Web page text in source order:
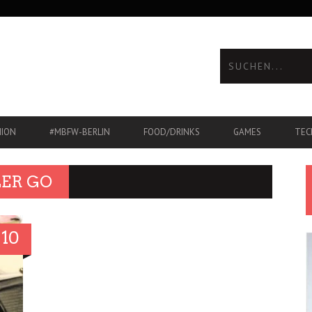
#MBFW-BERLIN FOOD/DRINKS GAMES
GO
10